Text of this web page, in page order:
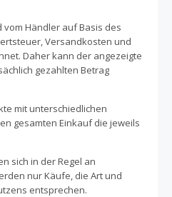
vom Händler auf Basis des
Versandkosten und
Daher kann der angezeigte
gezahlten Betrag
mit unterschiedlichen
gesamten Einkauf die jeweils
sich in der Regel an
nur Käufe, die Art und
entsprechen.